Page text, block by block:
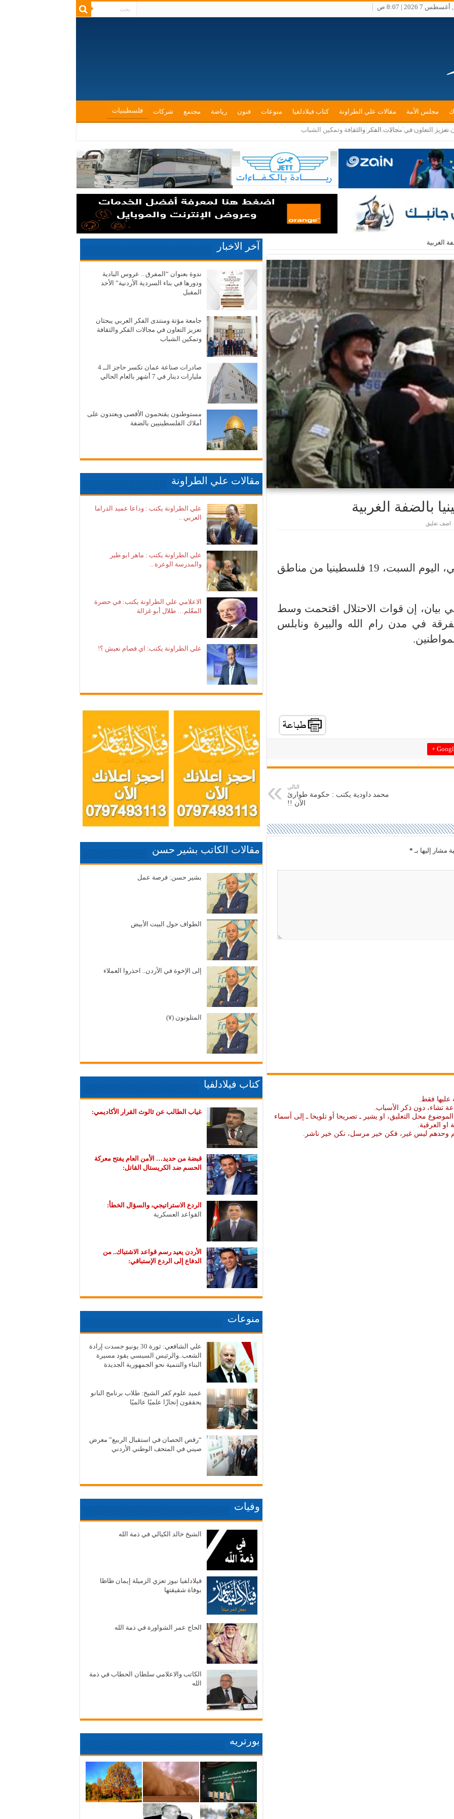
7 2026 | 8:07 ص
مجلس الأمة مقالات علي الطراونة كتاب فيلادلفيا منوعات فنون رياضة مجتمع شركات فلسطينيات
اضف تعليق
اعتقلت قوات الاحتلال الإسرائيلي، اليوم السبت، 19 فلسطينيا من مناطق
بيان، إن قوات الاحتلال اقتحمت وسط
في مدن رام الله والبيرة ونابلس
Google
التالي
محمد داودية يكتب : حكومة طوارئ
الآن !!
مشار إليها بـ *
عليها فقط.
تشاء، دون ذكر الأسباب.
محل التعليق، او يشير ـ تصريحا أو تلويحا ـ إلى أسماء
او العرقية.
وحدهم ليس غير، فكن خير مرسل، نكن خير ناشر.
آخر الاخبار
ندوة بعنوان “المفرق .. عروس البادية
ودورها في بناء السردية الأردنية” الأحد
المقبل
جامعة مؤتة ومنتدى الفكر العربي يبحثان
تعزيز التعاون في مجالات الفكر والثقافة
وتمكين الشباب
صادرات صناعة عمان تكسر حاجز الــ 4
مليارات دينار في 7 أشهر بالعام الحالي
مستوطنون يقتحمون الأقصى ويعتدون على
أملاك الفلسطينيين بالضفة
مقالات علي الطراونة
علي الطراونة يكتب : وداعا عميد الدراما
العربي ..
علي الطراونة يكتب : ماهر ابو طير
والمدرسة الوعرة ..
الاعلامي علي الطراونة يكتب: في حضرة
المعّلم… طلال أبو غزالة
علي الطراونة يكتب: اي فصام نعيش ؟!
مقالات الكاتب بشير حسن
بشير حسن: فرصة عمل
الطواف حول البيت الأبيض
إلى الإخوة في الأردن.. احذروا العملاء
المتلونون (٧)
كتاب فيلادلفيا
غياب الطالب عن ثالوث القرار الأكاديمي:
قبضة من حديد… الأمن العام يفتح معركة
الحسم ضد الكريستال القاتل:
الردع الاستراتيجي، والسؤال الخطأ:
القواعد العسكرية
الأردن يعيد رسم قواعد الاشتباك.. من
الدفاع إلى الردع الإستباقي:
منوعات
علي الشافعي: ثورة 30 يونيو جسدت إرادة
الشعب..والرئيس السيسي يقود مسيرة
البناء والتنمية نحو الجمهورية الجديدة
عميد علوم كفر الشيخ: طلاب برنامج النانو
يحققون إنجازًا علميًا عالميًا
“رقص الحصان في استقبال الربيع” معرض
صيني في المتحف الوطني الأردني
وفيات
الشيخ خالد الكيالي في ذمة الله
فيلادلفيا نيوز تعزي الزميلة إيمان ظاظا
بوفاة شقيقتها
الحاج عمر الشواورة في ذمة الله
الكاتب والاعلامي سلطان الحطاب في ذمة
الله
بورتريه